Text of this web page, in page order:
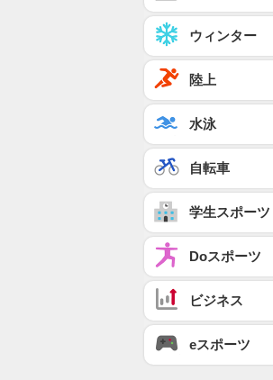
ウィンター
陸上
水泳
自転車
学生スポーツ
Doスポーツ
ビジネス
eスポーツ